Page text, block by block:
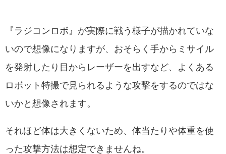
『ラジコンロボ』が実際に戦う様子が描かれていな
いので想像になりますが、おそらく手からミサイル
を発射したり目からレーザーを出すなど、よくある
ロボット特撮で見られるような攻撃をするのではな
いかと想像されます。
それほど体は大きくないため、体当たりや体重を使
った攻撃方法は想定できませんね。